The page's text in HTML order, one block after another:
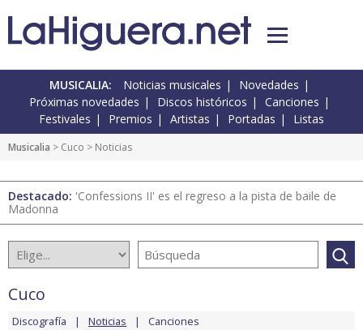
MUSICALIA: Noticias musicales
Novedades
Próximas novedades
Discos históricos
Canciones
Festivales
Premios Artistas Portadas Listas
Musicalia > Cuco > Noticias
Destacado: 'Confessions II' es el regreso a la pista de baile de
Madonna
Cuco
Discografía Noticias Canciones